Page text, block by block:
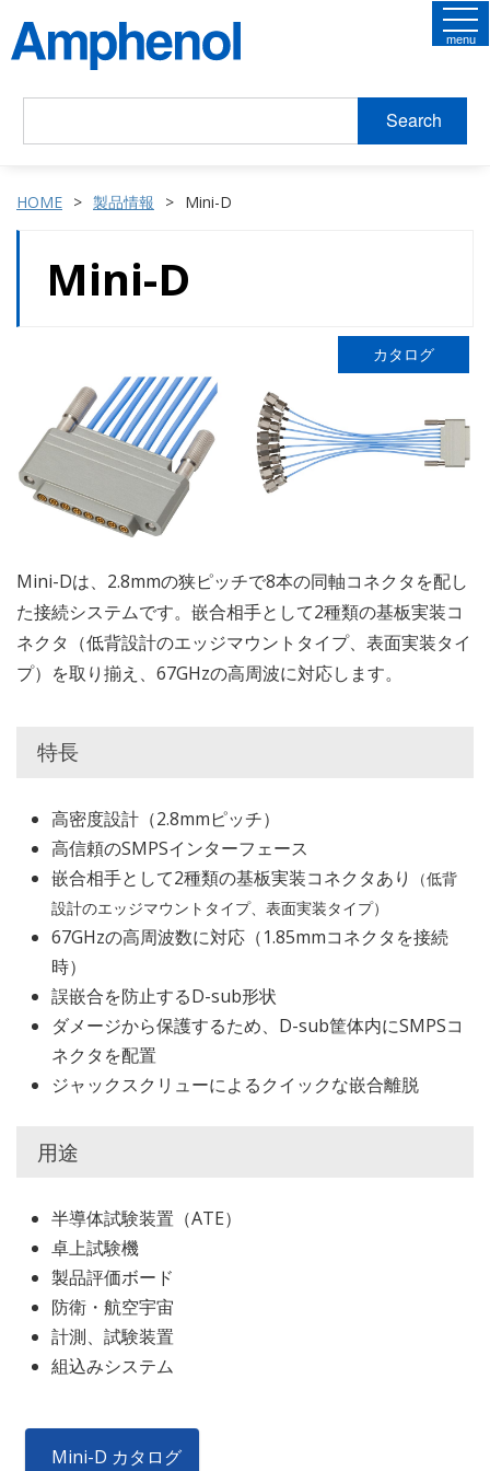
Search
menu
HOME 製品情報 Mini-D
Mini-D
カタログ
Mini-Dは、2.8mmの狭ピッチで8本の同軸コネクタを配し
た接続システムです。嵌合相手として2種類の基板実装コ
ネクタ（低背設計のエッジマウントタイプ、表面実装タイ
プ）を取り揃え、67GHzの高周波に対応します。
特長
高密度設計（2.8mmピッチ）
高信頼のSMPSインターフェース
嵌合相手として2種類の基板実装コネクタあり
（低背
設計のエッジマウントタイプ、表面実装タイプ）
67GHzの高周波数に対応（1.85mmコネクタを接続
時）
誤嵌合を防止するD-sub形状
ダメージから保護するため、D-sub筐体内にSMPSコ
ネクタを配置
ジャックスクリューによるクイックな嵌合離脱
用途
半導体試験装置（ATE）
卓上試験機
製品評価ボード
防衛・航空宇宙
計測、試験装置
組込みシステム
Mini-D カタログ